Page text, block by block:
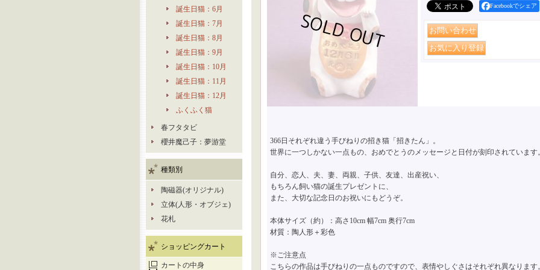
誕生日猫：6月
誕生日猫：7月
誕生日猫：8月
誕生日猫：9月
誕生日猫：10月
誕生日猫：11月
誕生日猫：12月
ふくふく猫
春フタタビ
櫻井魔己子：夢游堂
種類別
陶磁器(オリジナル)
立体(人形・オブジェ)
花札
ショッピングカート
カートの中身
Facebookでシェア
366日それぞれ違う手びねりの招き猫「招きたん」。
世界に一つしかない一点もの、おめでとうのメッセージと日付が刻印されています
自分、恋人、夫、妻、両親、子供、友達、出産祝い、
もちろん飼い猫の誕生プレゼントに、
また、大切な記念日のお祝いにもどうぞ。
本体サイズ（約）：高さ10cm 幅7cm 奥行7cm
材質：陶人形＋彩色
※ご注意点
こちらの作品は手びねりの一点ものですので、表情やしぐさはそれぞれ異なります